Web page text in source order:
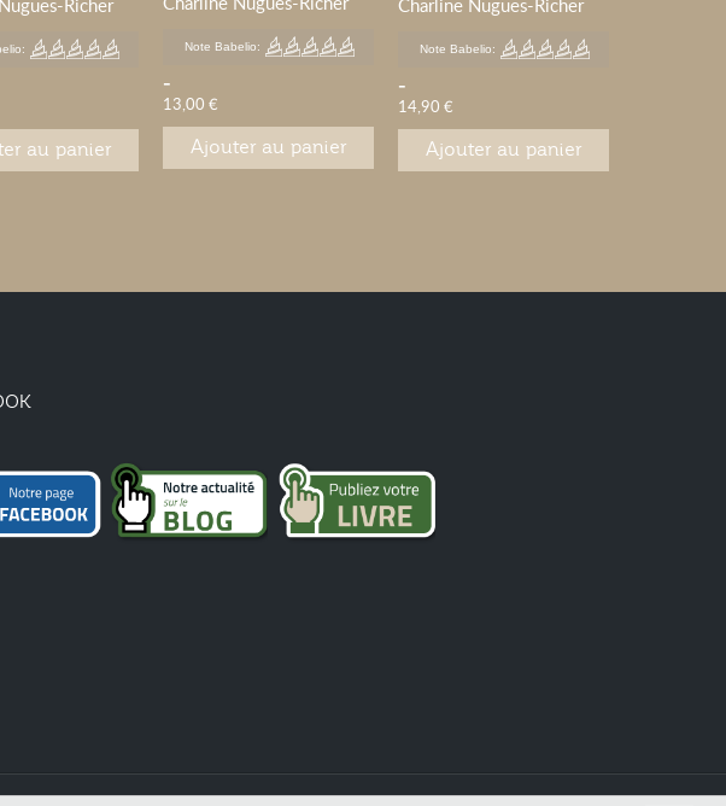
au panier
Note Babelio:
-
13,00 €
Ajouter au panier
L'Éblouissant
Note Babelio:
-
14,90 €
Ajouter au panier